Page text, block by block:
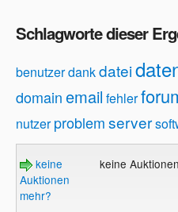
Schlagworte dieser
benutzerdankdatei
domainemail fehler
nutzer problemserver
keine
Auktionen
mehr?
keine